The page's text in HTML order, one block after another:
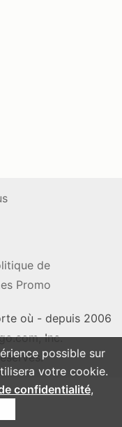
possible sur
votre cookie.
confidentialité,
de
Promo
où - depuis 2006
Inc.